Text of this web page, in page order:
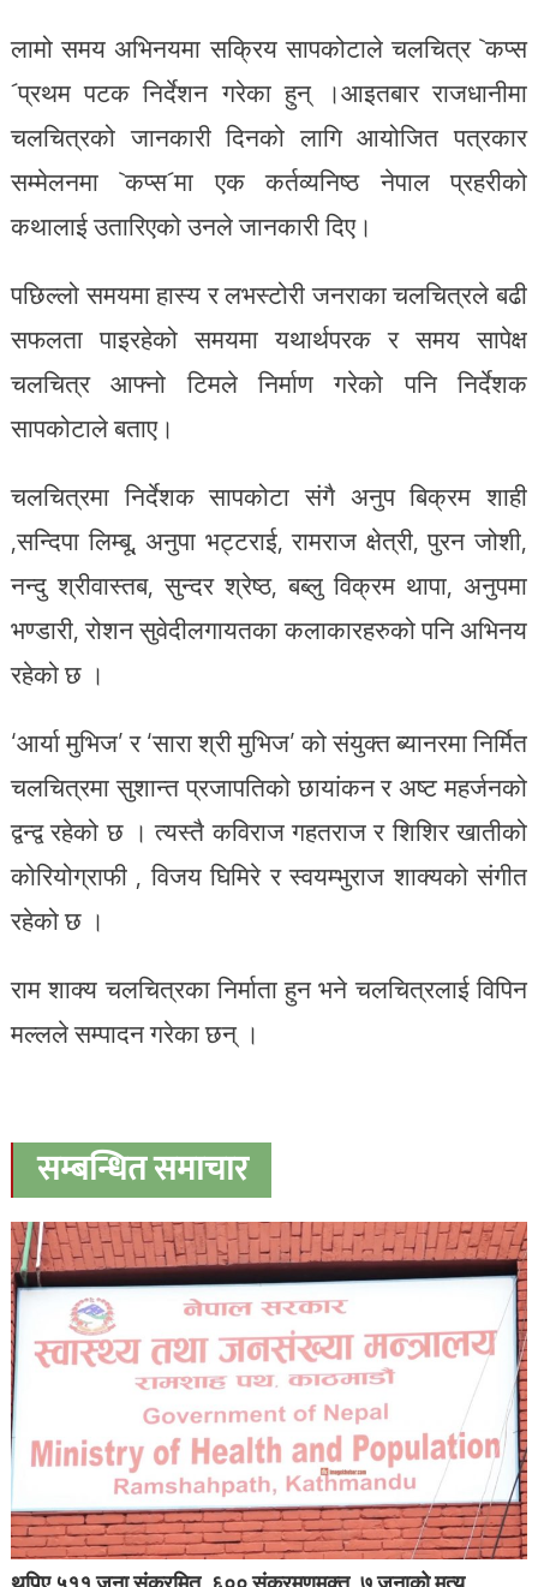
लामो समय अभिनयमा सक्रिय सापकोटाले चलचित्र `कप्स
´प्रथम पटक निर्देशन गरेका हुन् ।आइतबार राजधानीमा
चलचित्रको जानकारी दिनको लागि आयोजित पत्रकार
सम्मेलनमा `कप्स´मा एक कर्तव्यनिष्ठ नेपाल प्रहरीको
कथालाई उतारिएको उनले जानकारी दिए।
पछिल्लो समयमा हास्य र लभस्टोरी जनराका चलचित्रले बढी
सफलता पाइरहेको समयमा यथार्थपरक र समय सापेक्ष
चलचित्र आफ्नो टिमले निर्माण गरेको पनि निर्देशक
सापकोटाले बताए।
चलचित्रमा निर्देशक सापकोटा संगै अनुप बिक्रम शाही
,सन्दिपा लिम्बू, अनुपा भट्टराई, रामराज क्षेत्री, पुरन जोशी,
नन्दु श्रीवास्तब, सुन्दर श्रेष्ठ, बब्लु विक्रम थापा, अनुपमा
भण्डारी, रोशन सुवेदीलगायतका कलाकारहरुको पनि अभिनय
रहेको छ ।
‘आर्या मुभिज’ र ‘सारा श्री मुभिज’ को संयुक्त ब्यानरमा निर्मित
चलचित्रमा सुशान्त प्रजापतिको छायांकन र अष्ट महर्जनको
द्वन्द्व रहेको छ । त्यस्तै कविराज गहतराज र शिशिर खातीको
कोरियोग्राफी , विजय घिमिरे र स्वयम्भुराज शाक्यको संगीत
रहेको छ ।
राम शाक्य चलचित्रका निर्माता हुन भने चलचित्रलाई विपिन
मल्लले सम्पादन गरेका छन् ।
सम्बन्धित समाचार